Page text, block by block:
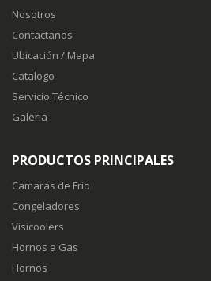
Nosotros
Contactanos
Ubicación / Mapa
Catalogo
Servicio Técnico
Galeria
PRODUCTOS PRINCIPALES
Camaras de Frio
Congeladores
Visicoolers
Hornos a Gas
Hornos